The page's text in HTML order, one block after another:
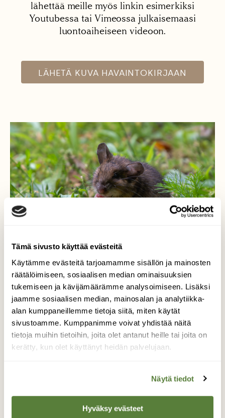
Tämä sivusto käyttää evästeitä
Käytämme evästeitä tarjoamamme sisällön ja mainosten
räätälöimiseen, sosiaalisen median ominaisuuksien
tukemiseen ja kävijämäärämme analysoimiseen. Lisäksi
jaamme sosiaalisen median, mainosalan ja analytiikka-
alan kumppaneillemme tietoja siitä, miten käytät
sivustoamme. Kumppanimme voivat yhdistää näitä
tietoja muihin tietoihin, joita olet antanut heille tai joita on
kerätty, kun olet käyttänyt heidän palvelujaan.
Näytä tiedot
Hyväksy evästeet
lähettää meille myös linkin esimerkiksi
Youtubessa tai Vimeossa julkaisemaasi
luontoaiheiseen videoon.
LÄHETÄ KUVA HAVAINTOKIRJAAN
Metsähiiri
Metsähiiri (Apodemus sylvaticus)
Valokuvaaja: Markku Saarinen, Vääksy 2.7
TAKAISIN LISTAAN